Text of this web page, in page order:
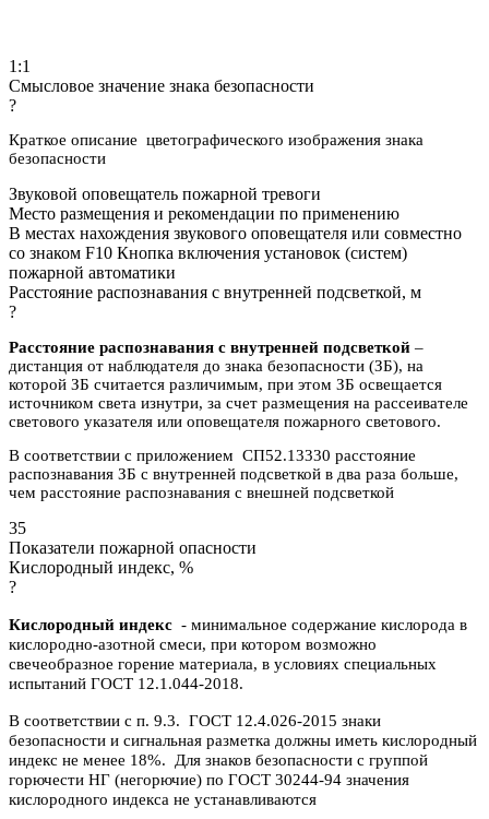
1:1
Смысловое значение знака безопасности
?
Краткое описание цветографического изображения знака
безопасности
Звуковой оповещатель пожарной тревоги
Место размещения и рекомендации по применению
В местах нахождения звукового оповещателя или совместно
со знаком F10 Кнопка включения установок (систем)
пожарной автоматики
Расстояние распознавания с внутренней подсветкой, м
?
Расстояние распознавания с внутренней подсветкой –
дистанция от наблюдателя до знака безопасности (ЗБ), на
которой ЗБ считается различимым, при этом ЗБ освещается
источником света изнутри, за счет размещения на рассеивателе
светового указателя или оповещателя пожарного светового.
В соответствии с приложением СП52.13330 расстояние
распознавания ЗБ с внутренней подсветкой в два раза больше,
чем расстояние распознавания с внешней подсветкой
35
Показатели пожарной опасности
Кислородный индекс, %
?
Кислородный индекс - минимальное содержание кислорода в
кислородно-азотной смеси, при котором возможно
свечеобразное горение материала, в условиях специальных
испытаний ГОСТ 12.1.044-2018.
В соответствии с п. 9.3. ГОСТ 12.4.026-2015 знаки
безопасности и сигнальная разметка должны иметь кислородный
индекс не менее 18%. Для знаков безопасности с группой
горючести НГ (негорючие) по ГОСТ 30244-94 значения
кислородного индекса не устанавливаются